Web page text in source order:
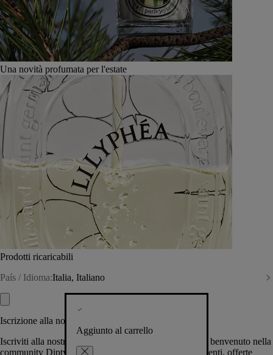
Una novità profumata per l'estate
Prodotti ricaricabili
País / Idioma:Italia, Italiano
Aggiunto al carrello
Iscrizione alla nostra Newsletter
Iscriviti alla nostra newsletter per permetterci di darti il benvenuto nella
community Diptyque e tenerti al corrente su novità, eventi, offerte